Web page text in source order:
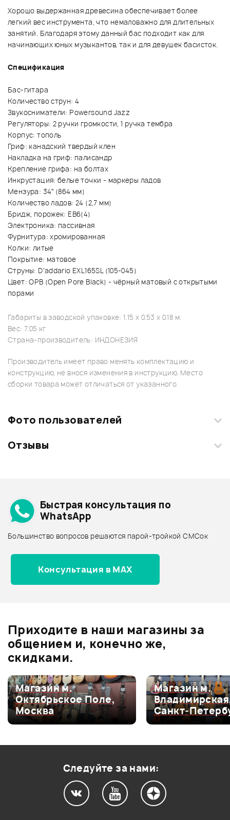
Хорошо выдержанная древесина обеспечивает более
легкий вес инструмента, что немаловажно для длительных
занятий. Благодаря этому данный бас подходит как для
начинающих юных музыкантов, так и для девушек басисток.
Спецификация
Бас-гитара
Количество струн: 4
Звукосниматели: Powersound Jazz
Регуляторы: 2 ручки громкости, 1 ручка тембра
Корпус: тополь
Гриф: канадский твердый клен
Накладка на гриф: палисандр
Крепление грифа: на болтах
Инкрустация: белые точки - маркеры ладов
Мензура: 34” (864 мм)
Количество ладов: 24 (2,7 мм)
Бридж, порожек: EB6(4)
Электроника: пассивная
Фурнитура: хромированная
Колки: литые
Покрытие: матовое
Струны: D’addario EXL165SL (105-045)
Цвет: OPB (Open Pore Black) - чёрный матовый с открытыми
порами
Габариты в заводской упаковке: 1.15 x 0.53 x 0.18 м.
Вес: 7.05 кг
Страна-производитель: ИНДОНЕЗИЯ
Производитель имеет право менять комплектацию и
конструкцию, не внося изменения в инструкцию. Место
сборки товара может отличаться от указанного.
Фото пользователей
Загрузите свои фотографии купленного товара и получите
Отзывы
0.0
Оценка5
0
Оценка4
0
Оценка3
0
Архив товаров - дешевле
Архив товаров - дороже
Все товары CORT
Архив товаров - новинки
Быстрая консультация по
WhatsApp
Большинство вопросов решаются парой-тройкой СМСок
Консультация в MAX
Приходите в наши магазины за
общением и, конечно же,
скидками.
Магазин м.
Октябрьское Поле,
Москва
Магазин м.
Санкт-
Следуйте за нами: